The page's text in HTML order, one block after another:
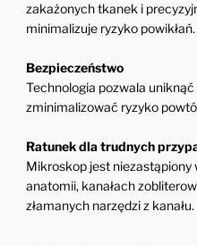
zakażonych tkanek i
minimalizuje ryzyko powikłań.
Bezpieczeństwo
Technologia pozwala
zminimalizować ryzyko
Ratunek dla trudnych
Mikroskop jest niezastąpiony
anatomii, kanałach
złamanych narzędzi z kanału.